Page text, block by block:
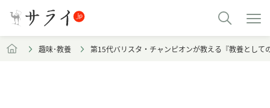
趣味･教養 第15代バリスタ・チャンピオンが教える『教養として